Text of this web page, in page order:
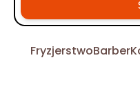
FryzjerstwoBarber